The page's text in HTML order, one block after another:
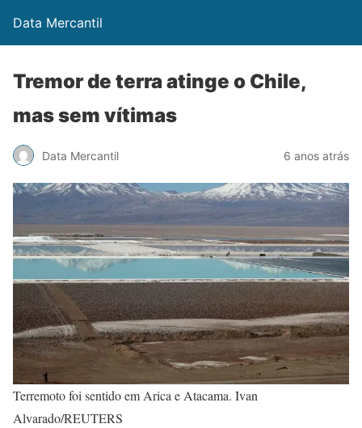
Data Mercantil
Tremor de terra atinge o Chile,
mas sem vítimas
Data Mercantil 6 anos atrás
Terremoto foi sentido em Arica e Atacama. Ivan
Alvarado/REUTERS